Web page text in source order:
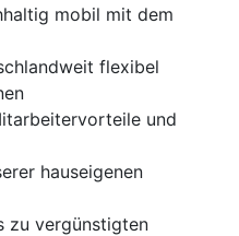
mobil mit dem
flexibel
und
hauseigenen
zu vergünstigten